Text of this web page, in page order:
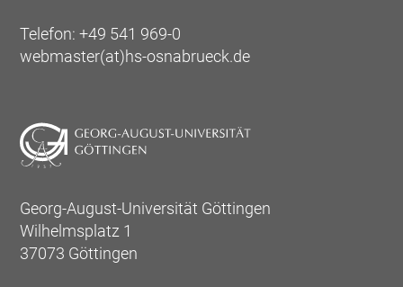
Telefon: +49 541 969-0
webmaster(at)hs-osnabrueck.de
Georg-August-Universität Göttingen
Wilhelmsplatz 1
37073 Göttingen